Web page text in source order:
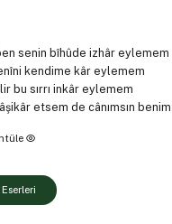
senin bîhûde izhâr eylemem
kendime kâr eylemem
bu sırrı inkâr eylemem
etsem de cânımsın benim